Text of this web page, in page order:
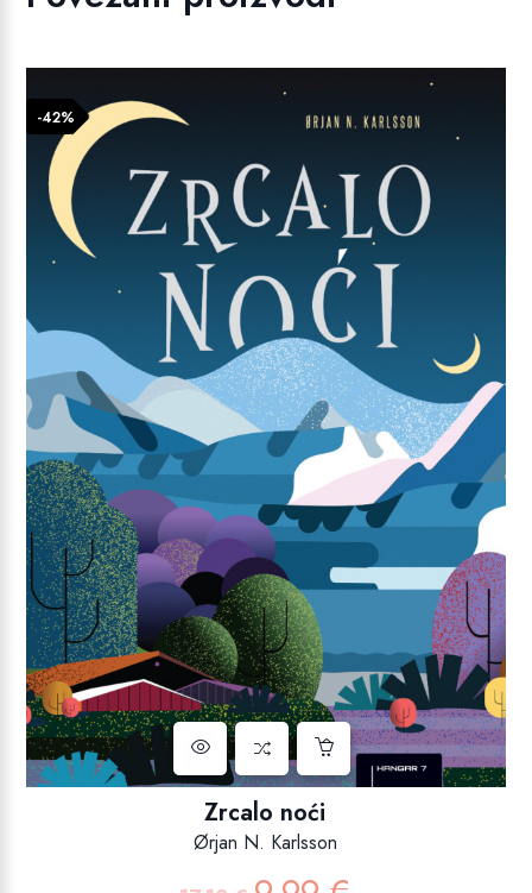
-42%
Zrcalo noći
Ørjan N. Karlsson
Izvorna